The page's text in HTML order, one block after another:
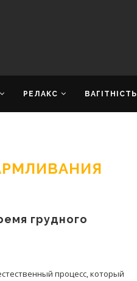
РЕЛАКС ВАГІТНІСТЬ
грудного
процесс, который